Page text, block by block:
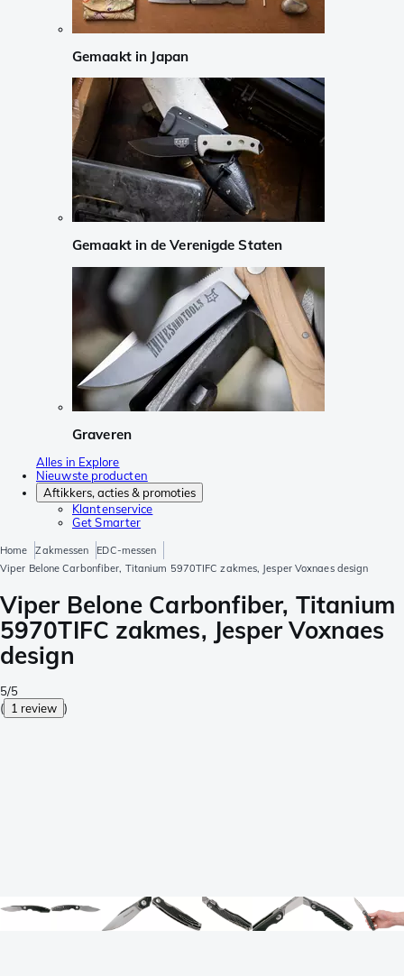
Gemaakt in Japan
Gemaakt in de Verenigde Staten
Graveren
Alles in Explore
Nieuwste producten
Aftikkers, acties & promoties
Klantenservice
Get Smarter
Home Zakmessen
EDC-messen
Viper Belone Carbonfiber, Titanium 5970TIFC zakmes, Jesper Voxnaes design
Viper Belone Carbonfiber, Titanium
5970TIFC zakmes, Jesper Voxnaes
design
5/5
( 1 review )